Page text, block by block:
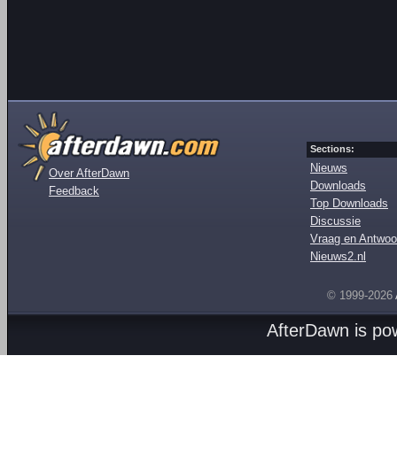
Over AfterDawn
Feedback
Sections:
Nieuws
Downloads
Top Downloads
Discussie
Vraag en
Nieuws2.nl
© 1999-2026
AfterDawn is